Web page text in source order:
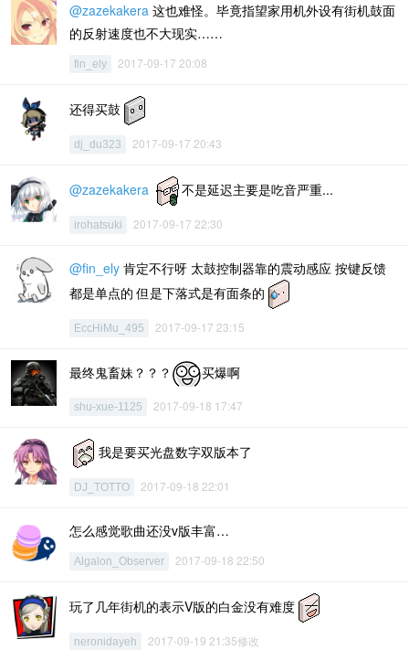
@zazekakera 这也难怪。毕竟指望家用机外设有街机鼓面
的反射速度也不大现实……
fin_ely 2017-09-17 20:08
还得买鼓
dj_du323 2017-09-17 20:43
@zazekakera 不是延迟主要是吃音严重...
irohatsuki 2017-09-17 22:30
@fin_ely 肯定不行呀 太鼓控制器靠的震动感应 按键反馈
都是单点的 但是下落式是有面条的
EccHiMu_495 2017-09-17 23:15
最终鬼畜妹？？？ 买爆啊
shu-xue-1125 2017-09-18 17:47
我是要买光盘数字双版本了
DJ_TOTTO 2017-09-18 22:01
怎么感觉歌曲还没v版丰富…
Algalon_Observer 2017-09-18 22:50
玩了几年街机的表示V版的白金没有难度
neronidayeh 2017-09-19 21:35修改